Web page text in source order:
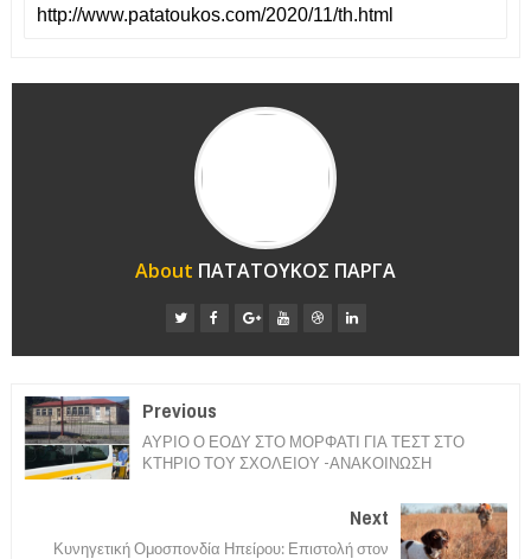
About ΠΑΤΑΤΟΥΚΟΣ ΠΑΡΓΑ
Previous
ΑΥΡΙΟ Ο ΕΟΔΥ ΣΤΟ ΜΟΡΦΑΤΙ ΓΙΑ ΤΕΣΤ ΣΤΟ
ΚΤΗΡΙΟ ΤΟΥ ΣΧΟΛΕΙΟΥ -ΑΝΑΚΟΙΝΩΣΗ
Next
Κυνηγετική Ομοσπονδία Ηπείρου: Επιστολή στον